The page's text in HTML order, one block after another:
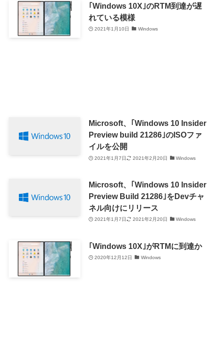
｢Windows 10X｣のRTM到達が遅
れている模様
2021年1月10日 Windows
Microsoft、｢Windows 10 Insider
Preview build 21286｣のISOファ
イルを公開
2021年1月7日 2021年2月20日 Windows
Microsoft、｢Windows 10 Insider
Preview Build 21286｣をDevチャ
ネル向けにリリース
2021年1月7日 2021年2月20日 Windows
｢Windows 10X｣がRTMに到達か
2020年12月12日 Windows